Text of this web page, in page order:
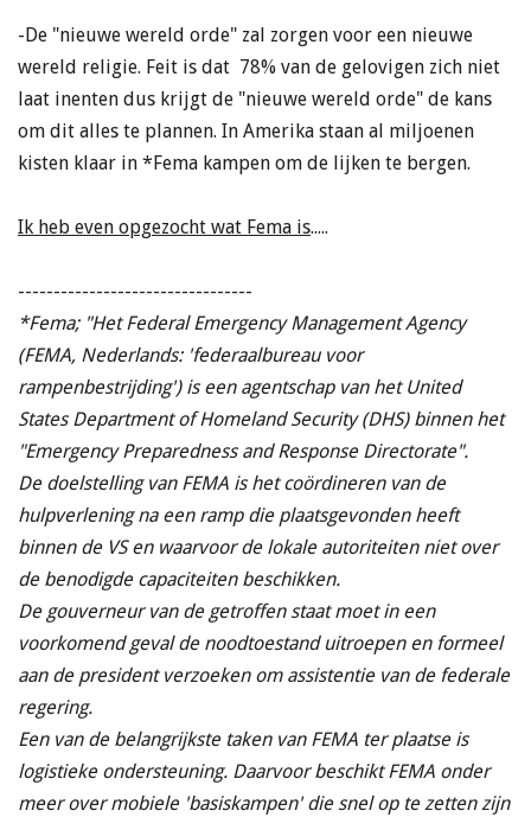
-De "nieuwe wereld orde" zal zorgen voor een nieuwe
wereld religie. Feit is dat 78% van de gelovigen zich niet
laat inenten dus krijgt de "nieuwe wereld orde" de kans
om dit alles te plannen. In Amerika staan al miljoenen
kisten klaar in *Fema kampen om de lijken te bergen.
Ik heb even opgezocht wat Fema is.....
---------------------------------
*Fema; "Het Federal Emergency Management Agency
(FEMA, Nederlands: 'federaalbureau voor
rampenbestrijding') is een agentschap van het United
States Department of Homeland Security (DHS) binnen het
"Emergency Preparedness and Response Directorate".
De doelstelling van FEMA is het coördineren van de
hulpverlening na een ramp die plaatsgevonden heeft
binnen de VS en waarvoor de lokale autoriteiten niet over
de benodigde capaciteiten beschikken.
De gouverneur van de getroffen staat moet in een
voorkomend geval de noodtoestand uitroepen en formeel
aan de president verzoeken om assistentie van de federale
regering.
Een van de belangrijkste taken van FEMA ter plaatse is
logistieke ondersteuning. Daarvoor beschikt FEMA onder
meer over mobiele 'basiskampen' die snel op te zetten zijn